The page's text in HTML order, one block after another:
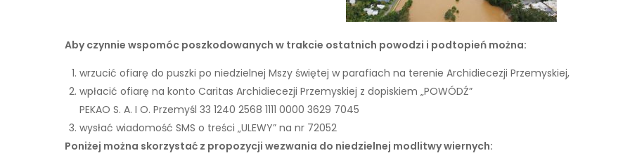
Aby czynnie wspomóc poszkodowanych w trakcie ostatnich powodzi i podtopień można:
wrzucić ofiarę do puszki po niedzielnej Mszy świętej w parafiach na terenie Archidiecezji Przemyskiej,
wpłacić ofiarę na konto Caritas Archidiecezji Przemyskiej z dopiskiem „POWÓDŹ”
PEKAO S. A. I O. Przemyśl 33 1240 2568 1111 0000 3629 7045
wysłać wiadomość SMS o treści „ULEWY” na nr 72052
Poniżej można skorzystać z propozycji wezwania do niedzielnej modlitwy wiernych: